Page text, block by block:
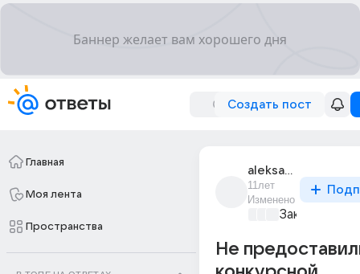
Создать пост
Главная
Моя лента
Пространства
aleksandr_123283
11лет
Изменено
Закон и
Не